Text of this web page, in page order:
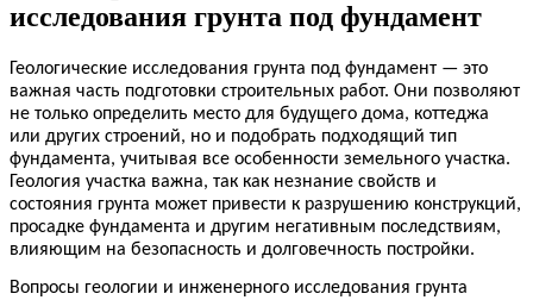
исследования грунта под фундамент
Геологические исследования грунта под фундамент — это
важная часть подготовки строительных работ. Они позволяют
не только определить место для будущего дома, коттеджа
или других строений, но и подобрать подходящий тип
фундамента, учитывая все особенности земельного участка.
Геология участка важна, так как незнание свойств и
состояния грунта может привести к разрушению конструкций,
просадке фундамента и другим негативным последствиям,
влияющим на безопасность и долговечность постройки.
Вопросы геологии и инженерного исследования грунта